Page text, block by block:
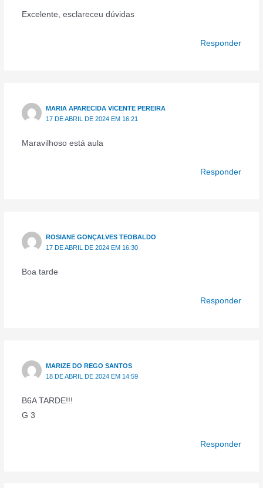
Excelente, esclareceu dúvidas
Responder
MARIA APARECIDA VICENTE PEREIRA
17 DE ABRIL DE 2024 EM 16:21
Maravilhoso está aula
Responder
ROSIANE GONÇALVES TEOBALDO
17 DE ABRIL DE 2024 EM 16:30
Boa tarde
Responder
MARIZE DO REGO SANTOS
18 DE ABRIL DE 2024 EM 14:59
B6A TARDE!!!
G 3
Responder